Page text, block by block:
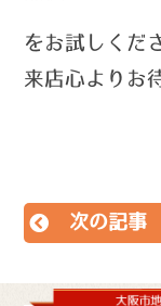
を お試しくだ
来店心よりお
次の記事